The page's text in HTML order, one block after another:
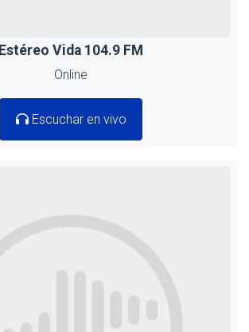
Estéreo Vida 104.9 FM
Online
Escuchar en vivo